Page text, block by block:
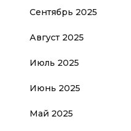
Сентябрь 2025
Август 2025
Июль 2025
Июнь 2025
Май 2025